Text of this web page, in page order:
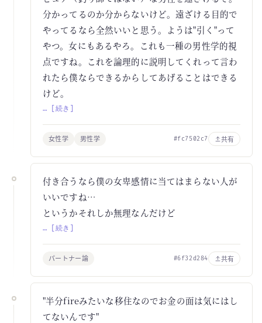
分かってるのか分からないけど。遠ざける目的で
やってるなら全然いいと思う。ようは"引く"って
やつ。女にもあるやろ。これも一種の男性学的視
点ですね。これを論理的に説明してくれって言わ
れたら僕ならできるからしてあげることはできる
けど。
… [続き]
女性学 男性学 #fc7502c7 共有
付き合うなら僕の女卑感情に当てはまらない人が
いいですね…
というかそれしか無理なんだけど
… [続き]
パートナー論 #6f32d284 共有
"半分fireみたいな移住なのでお金の面は気にはし
てないんです"